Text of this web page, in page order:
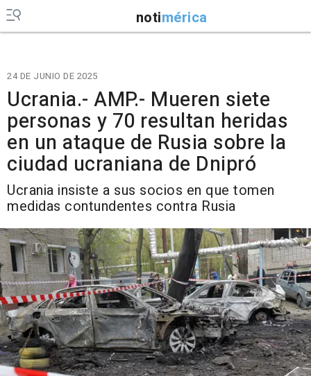
notimérica
24 DE JUNIO DE 2025
Ucrania.- AMP.- Mueren siete
personas y 70 resultan heridas
en un ataque de Rusia sobre la
ciudad ucraniana de Dnipró
Ucrania insiste a sus socios en que tomen
medidas contundentes contra Rusia